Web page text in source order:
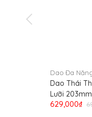
Dao Đa
Dao Thái
Lưỡi
629,000₫